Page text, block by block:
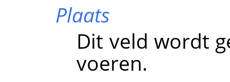
Plaats
Dit veld wordt
voeren.